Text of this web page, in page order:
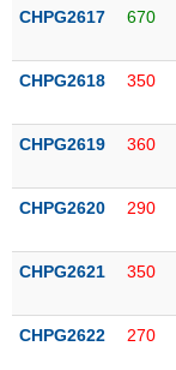
quan
Giao
dịch
Tài
chính
Phân
tích
thuật
sơ
CHPG2617 670
CHPG2618 350
CHPG2619 360
CHPG2620 290
CHPG2621 350
CHPG2622 270
VS-
LƯỢNG
NGUYÊN
VẬT